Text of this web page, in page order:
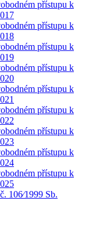
přístupu k
přístupu k
přístupu k
přístupu k
přístupu k
přístupu k
přístupu k
přístupu k
přístupu k
106⁄1999 Sb.